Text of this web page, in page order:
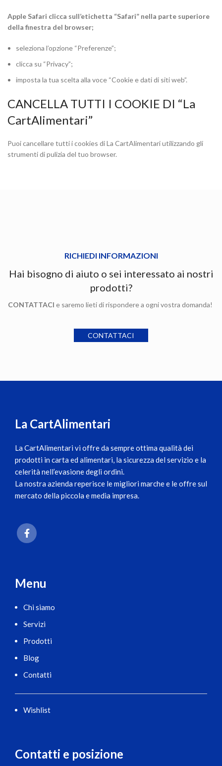
Apple Safari clicca sull’etichetta “Safari” nella parte superiore
della finestra del browser;
seleziona l’opzione “Preferenze”;
clicca su “Privacy”;
imposta la tua scelta alla voce “Cookie e dati di siti web”.
CANCELLA TUTTI I COOKIE DI “La
CartAlimentari”
Puoi cancellare tutti i cookies di La CartAlimentari utilizzando gli
strumenti di pulizia del tuo browser.
RICHIEDI INFORMAZIONI
Hai bisogno di aiuto o sei interessato ai nostri
prodotti?
CONTATTACI e saremo lieti di rispondere a ogni vostra domanda!
CONTATTACI
La CartAlimentari
La CartAlimentari vi offre da sempre ottima qualità dei
prodotti in carta ed alimentari, la sicurezza del servizio e la
celerità nell’evasione degli ordini.
La nostra azienda reperisce le migliori marche e le offre sul
mercato della piccola e media impresa.
Menu
Chi siamo
Servizi
Prodotti
Blog
Contatti
Wishlist
Contatti e posizione